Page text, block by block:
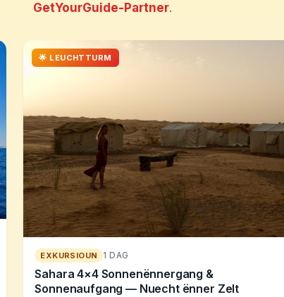
GetYourGuide-Partner.
🌟 LEUCHTTURM
EXKURSIOUN 1 DAG
Sahara 4×4 Sonnenënnergang &
Sonnenaufgang — Nuecht ënner Zelt